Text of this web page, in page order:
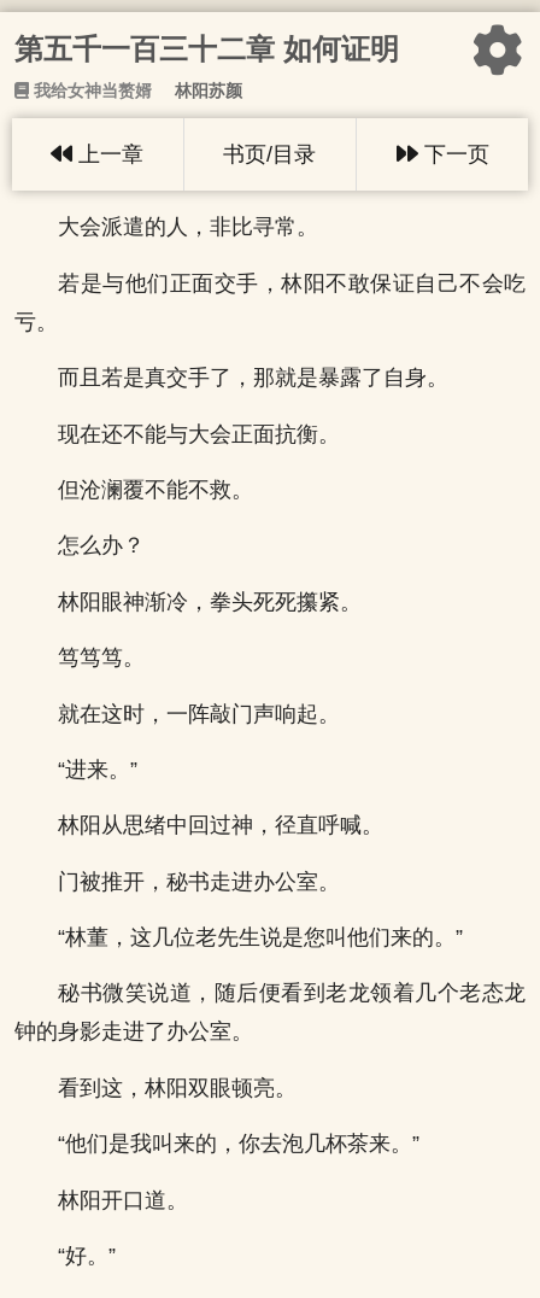
第五千一百三十二章 如何证明
我给女神当赘婿 林阳苏颜
上一章 书页/目录 下一页
大会派遣的人，非比寻常。
若是与他们正面交手，林阳不敢保证自己不会吃
亏。
而且若是真交手了，那就是暴露了自身。
现在还不能与大会正面抗衡。
但沧澜覆不能不救。
怎么办？
林阳眼神渐冷，拳头死死攥紧。
笃笃笃。
就在这时，一阵敲门声响起。
“进来。”
林阳从思绪中回过神，径直呼喊。
门被推开，秘书走进办公室。
“林董，这几位老先生说是您叫他们来的。”
秘书微笑说道，随后便看到老龙领着几个老态龙
钟的身影走进了办公室。
看到这，林阳双眼顿亮。
“他们是我叫来的，你去泡几杯茶来。”
林阳开口道。
“好。”